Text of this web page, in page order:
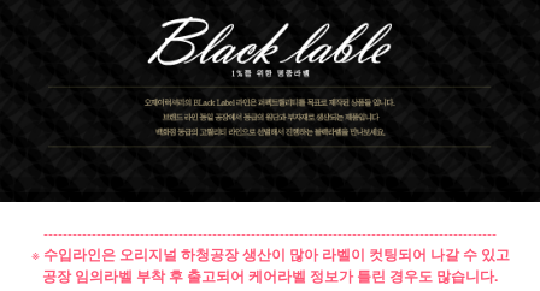
----------------------------------------------------------------------------------------------
※ 수입라인은 오리지널 하청공장 생산이 많아 라벨이 컷팅되어 나갈 수 있고
공장 임의라벨 부착 후 출고되어 케어라벨 정보가 틀린 경우도 많습니다.